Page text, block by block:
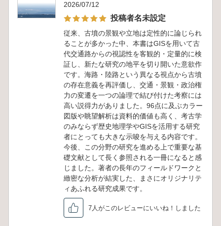
2026/07/12
投稿者名未設定
従来、古墳の景観や立地は定性的に論じられ
ることが多かった中、本書はGISを用いて古
代交通路からの視認性を客観的・定量的に検
証し、新たな研究の地平を切り開いた意欲作
です。海路・陸路という異なる視点から古墳
の存在意義を再評価し、交通・景観・政治権
力の変遷を一つの論理で結び付けた考察には
高い説得力がありました。96点に及ぶカラー
図版や眺望解析は資料的価値も高く、考古学
のみならず歴史地理学やGISを活用する研究
者にとっても大きな示唆を与える内容です。
今後、この分野の研究を進める上で重要な基
礎文献として長く参照される一冊になると感
じました。著者の長年のフィールドワークと
緻密な分析が結実した、まさにオリジナリテ
ィあふれる研究成果です。
7人がこのレビューにいいね！しました